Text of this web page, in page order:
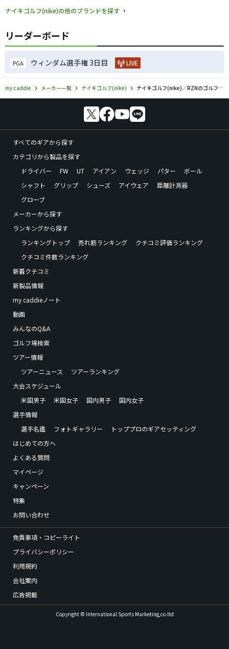
ナイキゴルフ(nike)の他のブランドを探す
リーダーボード
PGA ウィンダム選手権 3日目 LIVE
my caddie メーカー一覧 ナイキゴルフ(nike) ナイキゴルフ(nike)／RZNのゴルフギアの口コミ評価
すべてのギアから探す
カテゴリから製品を探す
ドライバー
FW UT アイアン ウェッジ パター
ボール
シャフト
グリップ シューズ アイウェア
距離計測器
グローブ
メーカーから探す
ランキングから探す
ランキングトップ
売れ筋ランキング
クチコミ評価ランキング
クチコミ件数ランキング
新着クチコミ
新製品情報
my caddieノート
動画
みんなのQ&A
ゴルフ場検索
ツアー情報
ツアーニュース
ツアーランキング
大会スケジュール
米国男子
米国女子 国内男子
国内女子
選手情報
選手名鑑
フォトギャラリー
トッププロのギアセッティング
はじめての方へ
よくある質問
マイページ
キャンペーン
特集
お問い合わせ
免責事項・コピーライト
プライバシーポリシー
利用規約
会社案内
広告掲載
Copyright © International Sports Marketing,co.ltd